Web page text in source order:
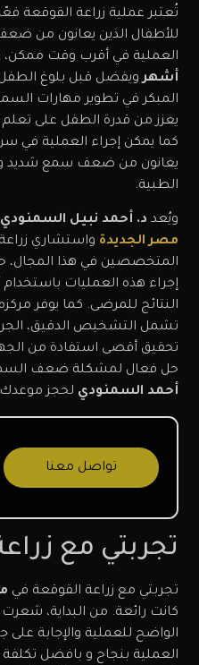
تُعتبر عملية زراعة القوقعة
للأطفال الذين يعانون من
العملية في أقرب وقت
أشهرويفضل قبل بلوغ
المبكر في تطوير مهارات
يعزز من قدرة الطفل على
كما يمكن إجراء العملية في سن
يعانون من ضعف سمع شديد
الطبية.
ويُعد د. أحمد نبيل السمنودي
مصر الجديدة واستشاري
المتخصصين في هذا المجال،
إجراء هذه العمليات
النتائج للمرضى. كما يوفر
تشمل التشخيص الدقيق،
تحقيق أقصى استفادة من
حل فعال لمشكلة ضعف
أحمد السمنودي لحجز موعدك
تواصل معنا
تجربتي مع
تجربتي مع زراعة القوقعة في
كانت رائعة. من البداية،
الواضح للعملية والإجابة
العملية بنجاح و بافضل